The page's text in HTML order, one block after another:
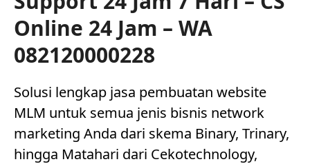
Online 24 Jam – WA
082120000228
Solusi lengkap jasa pembuatan website
MLM untuk semua jenis bisnis network
marketing Anda dari skema Binary, Trinary,
hingga Matahari dari Cekotechnology,